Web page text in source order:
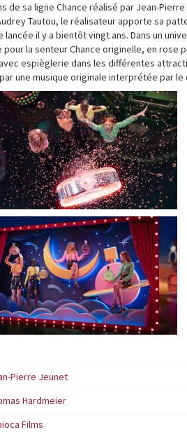
sa ligne Chance réalisé par Jean-
Tautou, le réalisateur apporte sa
il y a bientôt vingt ans. Dans un
la senteur Chance originelle, en rose
espièglerie dans les différentes
une musique originale interprétée par le
Pierre Jeunet
Hardmeier
Films